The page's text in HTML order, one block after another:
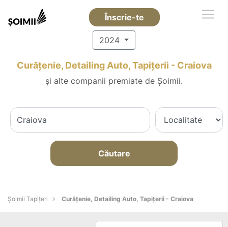
Înscrie-te
2024
Curățenie, Detailing Auto, Tapițerii - Craiova
și alte companii premiate de Șoimii.
Căutare
Șoimii Tapițeri Curățenie, Detailing Auto, Tapițerii - Craiova